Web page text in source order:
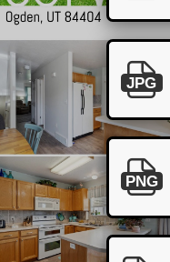
JPG
PNG